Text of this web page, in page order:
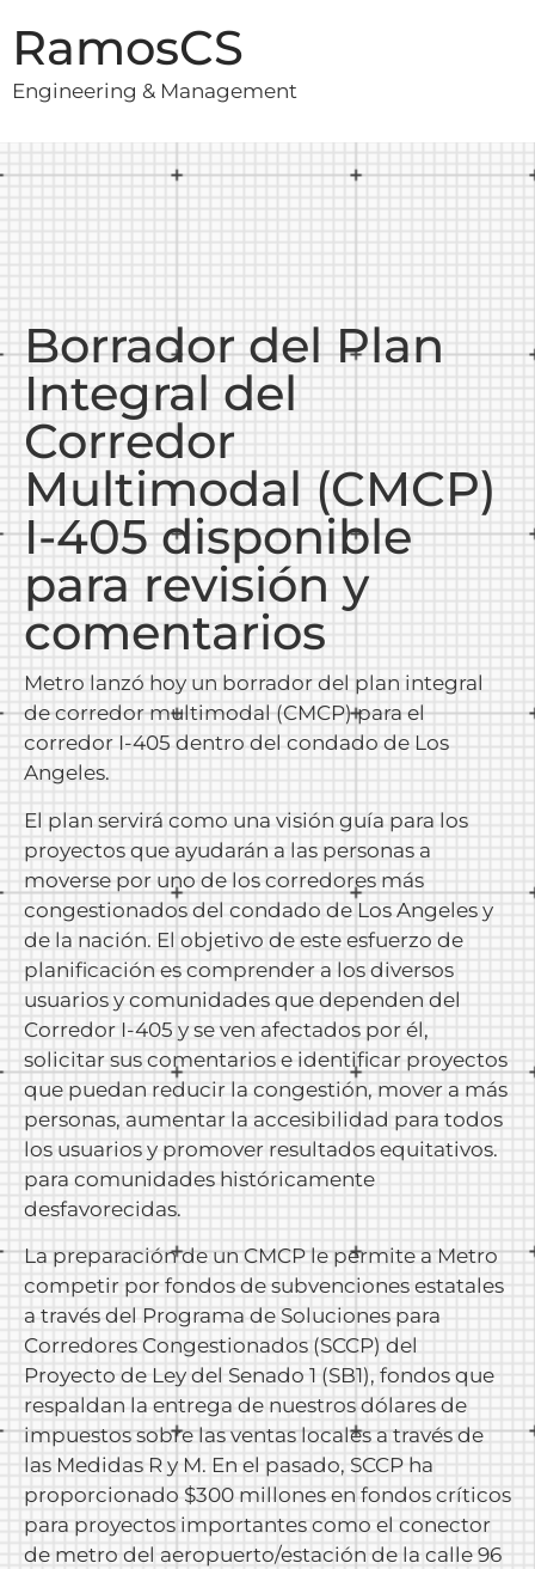
RamosCS
Engineering & Management
Borrador del Plan
Integral del
Corredor
Multimodal (CMCP)
I-405 disponible
para revisión y
comentarios
Metro lanzó hoy un borrador del plan integral
de corredor multimodal (CMCP) para el
corredor I-405 dentro del condado de Los
Angeles.
El plan servirá como una visión guía para los
proyectos que ayudarán a las personas a
moverse por uno de los corredores más
congestionados del condado de Los Angeles y
de la nación. El objetivo de este esfuerzo de
planificación es comprender a los diversos
usuarios y comunidades que dependen del
Corredor I-405 y se ven afectados por él,
solicitar sus comentarios e identificar proyectos
que puedan reducir la congestión, mover a más
personas, aumentar la accesibilidad para todos
los usuarios y promover resultados equitativos.
para comunidades históricamente
desfavorecidas.
La preparación de un CMCP le permite a Metro
competir por fondos de subvenciones estatales
a través del Programa de Soluciones para
Corredores Congestionados (SCCP) del
Proyecto de Ley del Senado 1 (SB1), fondos que
respaldan la entrega de nuestros dólares de
impuestos sobre las ventas locales a través de
las Medidas R y M. En el pasado, SCCP ha
proporcionado $300 millones en fondos críticos
para proyectos importantes como el conector
de metro del aeropuerto/estación de la calle 96